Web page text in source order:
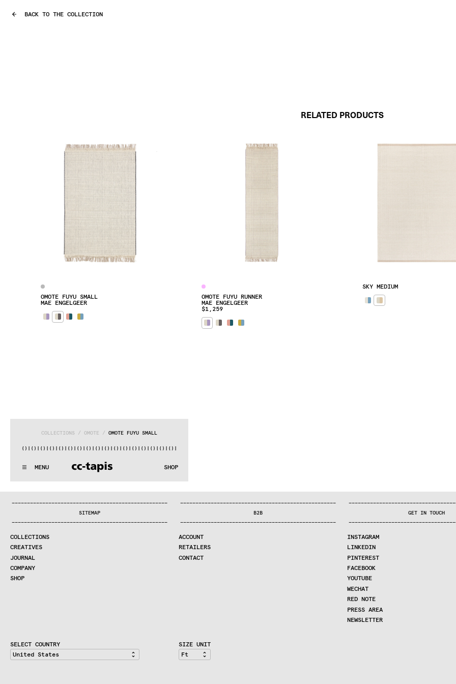
MENU SHOP
COLLECTIONS / OMOTE / OMOTE FUYU SMALL
|() |() |() |() |() |() |() |() |() |() |() |() |() |() |() |() |()
..:^:..:^:. .:^:..:^:..:^:.
.:^:
WE MAKE RUGS
COMPANY
CONTRACT DIVISION
SHOP
BACK TO THE COLLECTION
RELATED PRODUCTS
OMOTE FUYU SMALL
MAE ENGELGEER
OMOTE FUYU RUNNER
MAE ENGELGEER
$1,259
SKY MEDIUM
———————————————————————————————————————————————————
SITEMAP
———————————————————————————————————————————————————
COLLECTIONS
CREATIVES
JOURNAL
COMPANY
SHOP
———————————————————————————————————————————————————
B2B
———————————————————————————————————————————————————
ACCOUNT
RETAILERS
CONTACT
———————————————————————————————————
GET IN TOUCH
———————————————————————————————————
INSTAGRAM
LINKEDIN
PINTEREST
FACEBOOK
YOUTUBE
WECHAT
RED NOTE
PRESS AREA
NEWSLETTER
SELECT COUNTRY SIZE UNIT